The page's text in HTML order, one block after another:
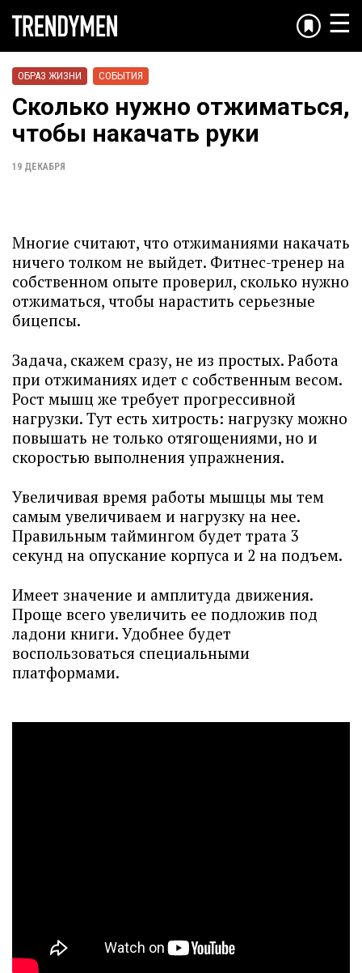
☰
ОБРАЗ ЖИЗНИ СОБЫТИЯ
Сколько нужно отжиматься,
чтобы накачать руки
19 ДЕКАБРЯ
Многие считают, что отжиманиями накачать
ничего толком не выйдет. Фитнес-тренер на
собственном опыте проверил, сколько нужно
отжиматься, чтобы нарастить серьезные
бицепсы.
Задача, скажем сразу, не из простых. Работа
при отжиманиях идет с собственным весом.
Рост мышц же требует прогрессивной
нагрузки. Тут есть хитрость: нагрузку можно
повышать не только отягощениями, но и
скоростью выполнения упражнения.
Увеличивая время работы мышцы мы тем
самым увеличиваем и нагрузку на нее.
Правильным таймингом будет трата 3
секунд на опускание корпуса и 2 на подъем.
Имеет значение и амплитуда движения.
Проще всего увеличить ее подложив под
ладони книги. Удобнее будет
воспользоваться специальными
платформами.